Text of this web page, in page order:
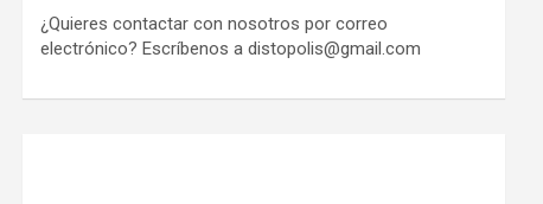
¿Quieres contactar con nosotros por correo
electrónico? Escríbenos a distopolis@gmail.com